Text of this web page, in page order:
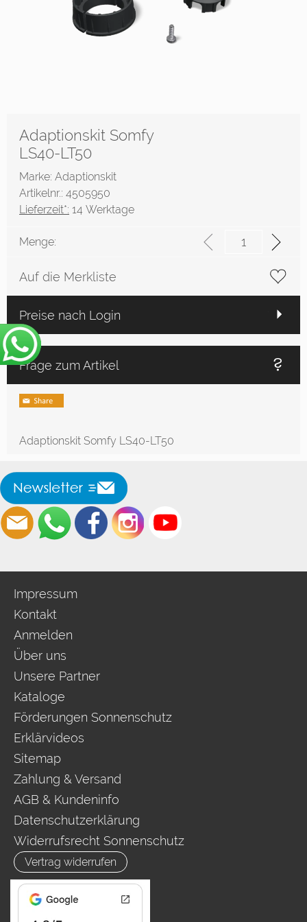
Adaptionskit Somfy
LS40-LT50
Marke: Adaptionskit
Artikelnr.: 4505950
Lieferzeit*: 14 Werktage
Menge:
Auf die Merkliste
Preise nach Login
Frage zum Artikel
Adaptionskit Somfy LS40-LT50
Impressum
Kontakt
Anmelden
Über uns
Unsere Partner
Kataloge
Förderungen Sonnenschutz
Erklärvideos
Sitemap
Zahlung & Versand
AGB & Kundeninfo
Datenschutzerklärung
Widerrufsrecht Sonnenschutz
Vertrag widerrufen